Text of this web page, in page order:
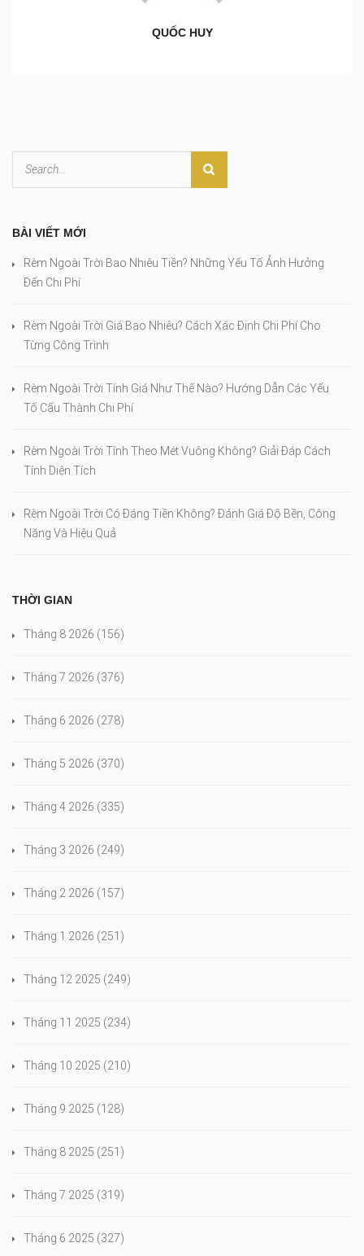
QUỐC HUY
BÀI VIẾT MỚI
Rèm Ngoài Trời Bao Nhiêu Tiền? Những Yếu Tố Ảnh Hưởng
Đến Chi Phí
Rèm Ngoài Trời Giá Bao Nhiêu? Cách Xác Định Chi Phí Cho
Từng Công Trình
Rèm Ngoài Trời Tính Giá Như Thế Nào? Hướng Dẫn Các Yếu
Tố Cấu Thành Chi Phí
Rèm Ngoài Trời Tính Theo Mét Vuông Không? Giải Đáp Cách
Tính Diện Tích
Rèm Ngoài Trời Có Đáng Tiền Không? Đánh Giá Độ Bền, Công
Năng Và Hiệu Quả
THỜI GIAN
Tháng 8 2026 (156)
Tháng 7 2026 (376)
Tháng 6 2026 (278)
Tháng 5 2026 (370)
Tháng 4 2026 (335)
Tháng 3 2026 (249)
Tháng 2 2026 (157)
Tháng 1 2026 (251)
Tháng 12 2025 (249)
Tháng 11 2025 (234)
Tháng 10 2025 (210)
Tháng 9 2025 (128)
Tháng 8 2025 (251)
Tháng 7 2025 (319)
Tháng 6 2025 (327)